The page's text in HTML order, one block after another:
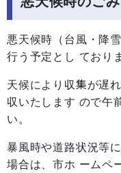
悪天候時（台風・降
行う予定とし ており
天候により収集が遅
収いたします ので午
い。
暴風時や道路状況等
場合は、市ホ ームペ